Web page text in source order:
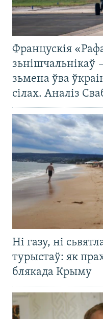
Францускія
зьнішчальнікаў
зьмена ўва
сілах. Аналіз
Ні газу, ні
турыстаў: як
блякада Крыму